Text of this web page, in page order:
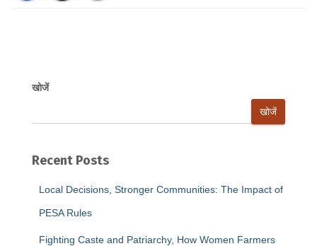
खोजें
खोजें
Recent Posts
Local Decisions, Stronger Communities: The Impact of
PESA Rules
Fighting Caste and Patriarchy, How Women Farmers